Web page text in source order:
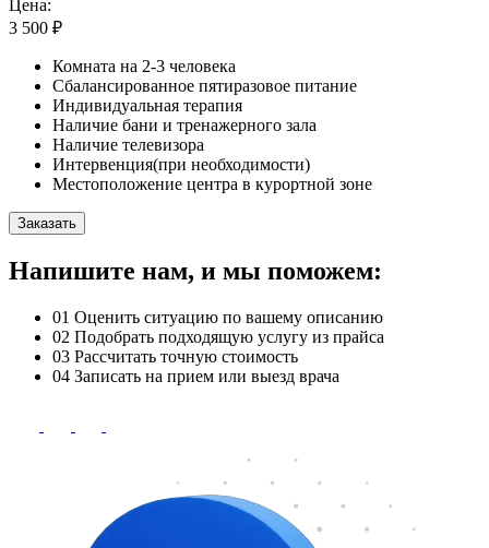
Цена:
3 500 ₽
Комната на 2-3 человека
Сбалансированное пятиразовое питание
Индивидуальная терапия
Наличие бани и тренажерного зала
Наличие телевизора
Интервенция(при необходимости)
Местоположение центра в курортной зоне
Заказать
Напишите нам, и мы поможем:
01 Оценить ситуацию по вашему описанию
02 Подобрать подходящую услугу из прайса
03 Рассчитать точную стоимость
04 Записать на прием или выезд врача